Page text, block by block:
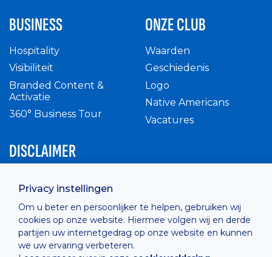
Privacy instellingen
Om u beter en persoonlijker te helpen, gebruiken wij
cookies op onze website. Hiermee volgen wij en derde
partijen uw internetgedrag op onze website en kunnen
we uw ervaring verbeteren.
BUSINESS
Hospitality
Visibiliteit
Branded Content &
Activatie
360° Business Tour
ONZE CLUB
Waarden
Geschiedenis
Logo
Native Americans
Vacatures
DISCLAIMER
Privacy Policy
Cashless
verkoopsvoorwaarden
Cookie Policy